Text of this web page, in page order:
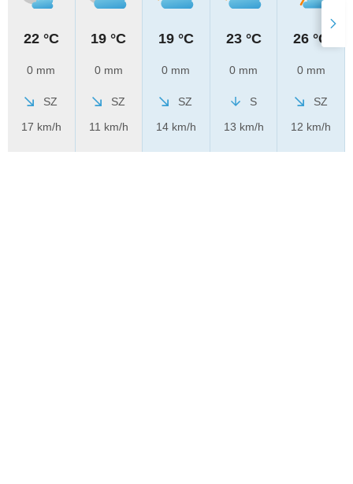
22 °C
0 mm
SZ
17 km/h
19 °C
0 mm
SZ
11 km/h
19 °C
0 mm
SZ
14 km/h
23 °C
0 mm
S
13 km/h
26 °C
0 mm
SZ
12 km/h